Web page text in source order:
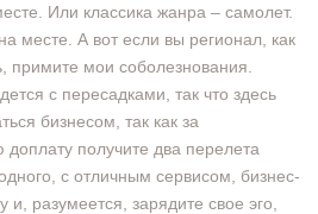
Или классика жанра – самолет.
месте. А вот если вы регионал, как
примите мои соболезнования.
с пересадками, так что здесь
бизнесом, так как за
получите два перелета
с отличным сервисом, бизнес-
разумеется, зарядите свое эго,